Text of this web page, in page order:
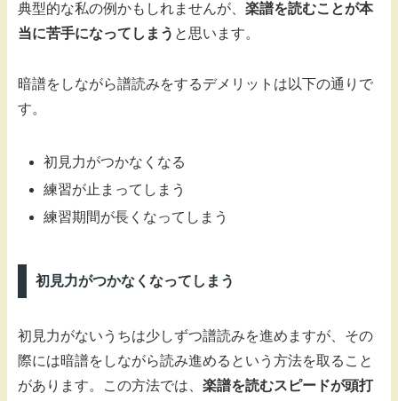
典型的な私の例かもしれませんが、 楽譜を読むことが本
当に苦手になってしまう と思います。
暗譜をしながら譜読みをするデメリットは以下の通りで
す。
初見力がつかなくなる
練習が止まってしまう
練習期間が長くなってしまう
初見力がつかなくなってしまう
初見力がないうちは少しずつ譜読みを進めますが、その
際には暗譜をしながら読み進めるという方法を取ること
があります。この方法では、 楽譜を読むスピードが頭打